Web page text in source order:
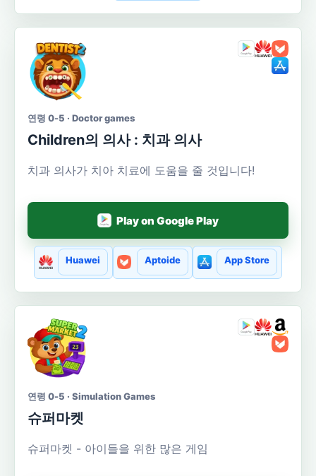
연령 0-5 · Doctor games
Сhildren의 의사 : 치과 의사
치과 의사가 치아 치료에 도움을 줄 것입니다!
Play on Google Play
Huawei Aptoide App Store
연령 0-5 · Simulation Games
슈퍼마켓
슈퍼마켓 - 아이들을 위한 많은 게임